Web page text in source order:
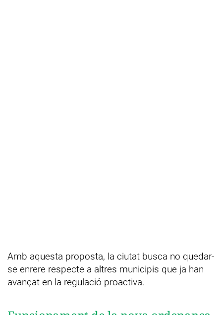
Amb aquesta proposta, la ciutat busca no quedar-
se enrere respecte a altres municipis que ja han
avançat en la regulació proactiva.